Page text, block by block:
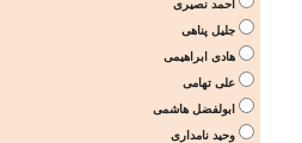
احمد نصیری
جلیل پناهی
هادی ابراهیمی
علی تهامی
ابولفضل هاشمی
وحید نامداری